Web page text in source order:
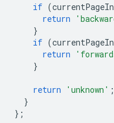
if (
return
}
if (
return
}
return 'unknown' ;
}
};